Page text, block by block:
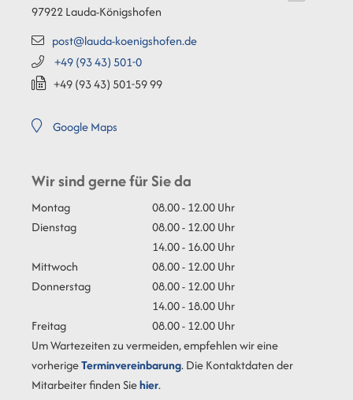
97922Lauda-Königshofen
post@lauda-koenigshofen.de
+49 (9343) 501-0
+49 (9343) 501-5999
Google Maps
Wir sind gerne für Sie da
Montag
08.00 - 12.00 Uhr
Dienstag
08.00 - 12.00 Uhr
14.00 - 16.00 Uhr
Mittwoch
08.00 - 12.00 Uhr
Donnerstag
08.00 - 12.00 Uhr
14.00 - 18.00 Uhr
Freitag
08.00 - 12.00 Uhr
Um Wartezeiten zu vermeiden, empfehlen wir eine
vorherigeTerminvereinbarung. Die Kontaktdaten der
Mitarbeiter finden Siehier.